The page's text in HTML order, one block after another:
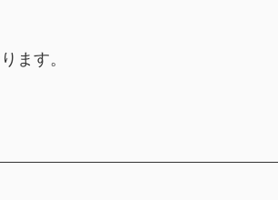
ます。